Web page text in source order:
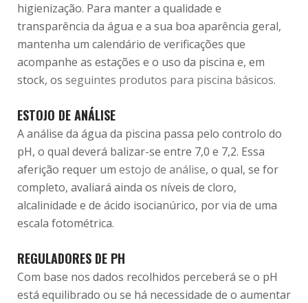
higienização. Para manter a qualidade e
transparência da água e a sua boa aparência geral,
mantenha um calendário de verificações que
acompanhe as estações e o uso da piscina e, em
stock, os seguintes produtos para piscina básicos.
ESTOJO DE ANÁLISE
A análise da água da piscina passa pelo controlo do
pH, o qual deverá balizar-se entre 7,0 e 7,2. Essa
aferição requer um estojo de análise, o qual, se for
completo, avaliará ainda os níveis de cloro,
alcalinidade e de ácido isocianúrico, por via de uma
escala fotométrica.
REGULADORES DE PH
Com base nos dados recolhidos perceberá se o pH
está equilibrado ou se há necessidade de o aumentar